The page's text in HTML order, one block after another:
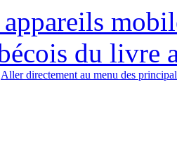
du livre
Aller directement au menu des